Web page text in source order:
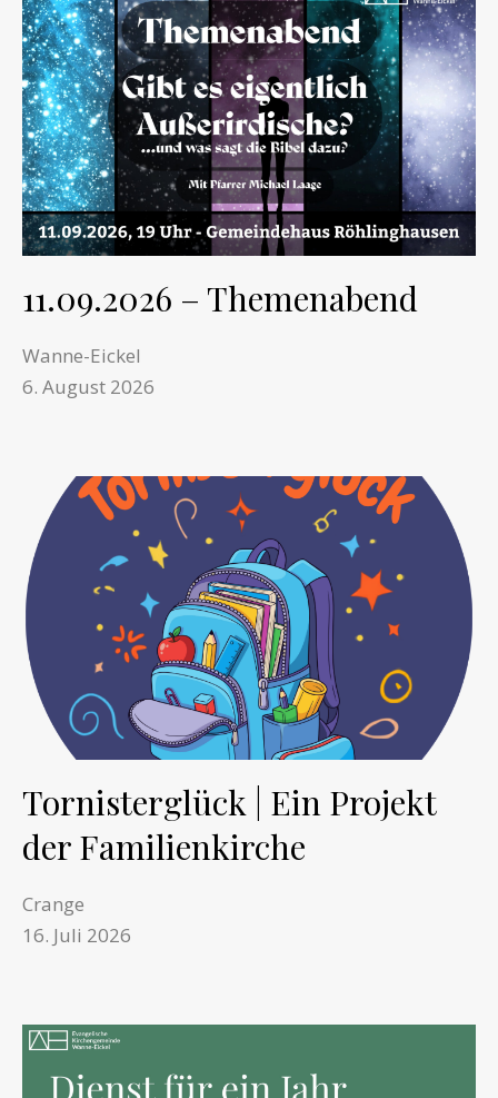
11.09.2026 – Themenabend
Wanne-Eickel
6. August 2026
Tornisterglück | Ein Projekt
der Familienkirche
Crange
16. Juli 2026